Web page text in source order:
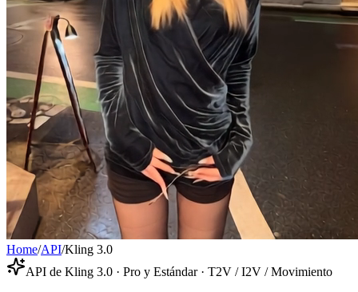
Home/API/Kling 3.0
API de Kling 3.0 · Pro y Estándar · T2V / I2V / Movimiento